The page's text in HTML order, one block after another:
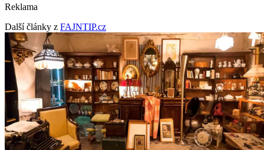
Reklama
Další články z FAJNTIP.cz